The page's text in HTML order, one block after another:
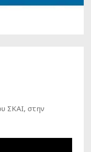
ΣΚΑΙ, στην